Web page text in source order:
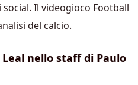
Il videogioco Football
del calcio.
nello staff di Paulo